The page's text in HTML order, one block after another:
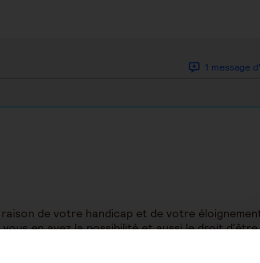
1 message
de votre handicap et de votre
en avez la possibilité et aussi le droit d'être
Mais c'est un problème relationnel et non